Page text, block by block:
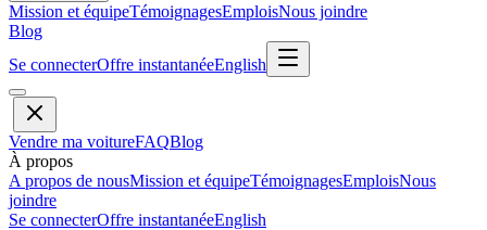
Mission et équipeTémoignagesEmploisNous joindre
Blog
Se connecterOffre instantanéeEnglish
Vendre ma voitureFAQBlog
À propos
A propos de nousMission et équipeTémoignagesEmploisNous
joindre
Se connecterOffre instantanéeEnglish